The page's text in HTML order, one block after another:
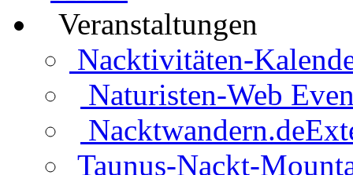
Veranstaltungen
Nacktivitäten-
Naturisten-Web
Nacktwandern.de
Taunus-Nackt-